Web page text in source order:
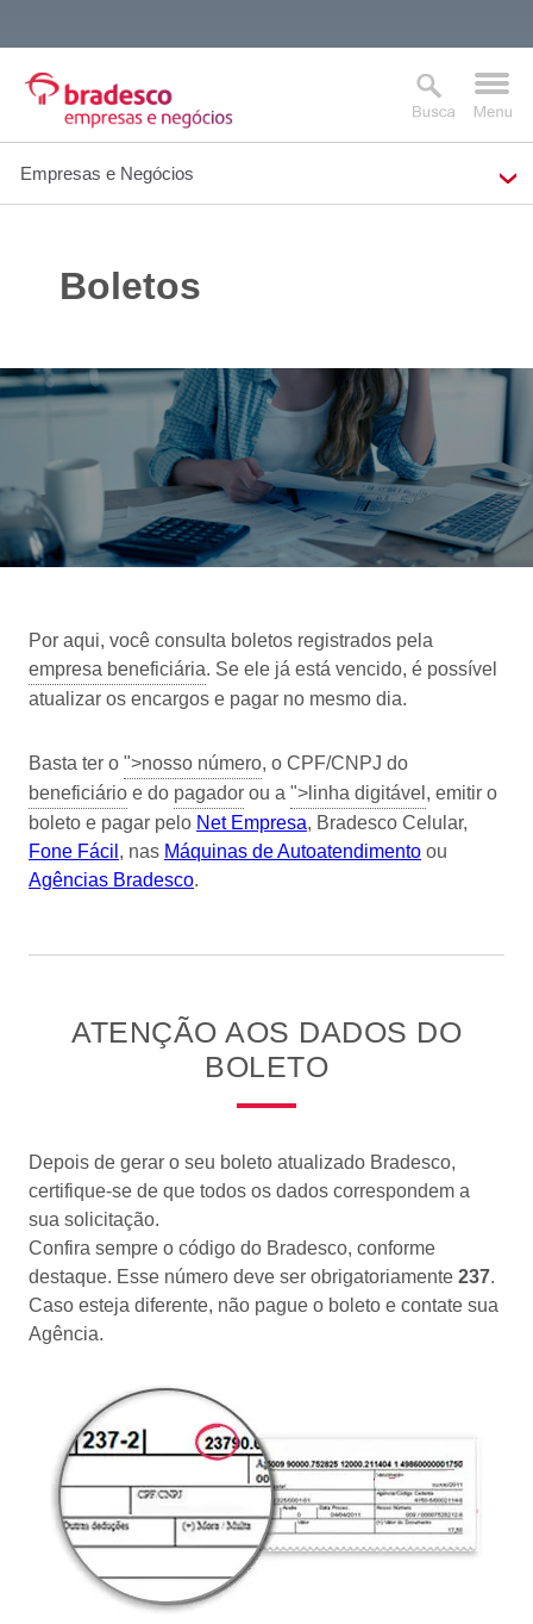
Empresas e Negócios
Boletos
Por aqui, você consulta boletos registrados pela
empresa beneficiária. Se ele já está vencido, é possível
atualizar os encargos e pagar no mesmo dia.
Basta ter o ">nosso número, o CPF/CNPJ do
beneficiário e do pagador ou a ">linha digitável , emitir o
boleto e pagar pelo Net Empresa, Bradesco Celular,
Fone Fácil , nas Máquinas de Autoatendimento ou
Agências Bradesco.
ATENÇÃO AOS DADOS DO
BOLETO
Depois de gerar o seu boleto atualizado Bradesco,
certifique-se de que todos os dados correspondem a
sua solicitação.
Confira sempre o código do Bradesco, conforme
destaque. Esse número deve ser obrigatoriamente 237.
Caso esteja diferente, não pague o boleto e contate sua
Agência.